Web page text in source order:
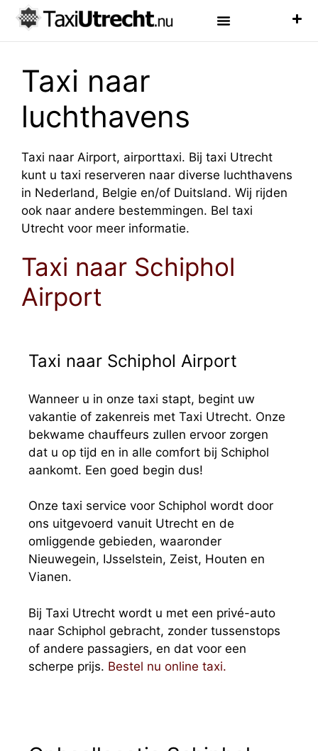
Taxi naar
luchthavens
Taxi naar Airport, airporttaxi. Bij taxi Utrecht
kunt u taxi reserveren naar diverse luchthavens
in Nederland, Belgie en/of Duitsland. Wij rijden
ook naar andere bestemmingen. Bel taxi
Utrecht voor meer informatie.
Taxi naar Schiphol
Airport
Taxi naar Schiphol Airport
Wanneer u in onze taxi stapt, begint uw
vakantie of zakenreis met Taxi Utrecht. Onze
bekwame chauffeurs zullen ervoor zorgen
dat u op tijd en in alle comfort bij Schiphol
aankomt. Een goed begin dus!
Onze taxi service voor Schiphol wordt door
ons uitgevoerd vanuit Utrecht en de
omliggende gebieden, waaronder
Nieuwegein, IJsselstein, Zeist, Houten en
Vianen.
Bij Taxi Utrecht wordt u met een privé-auto
naar Schiphol gebracht, zonder tussenstops
of andere passagiers, en dat voor een
scherpe prijs. Bestel nu online taxi.